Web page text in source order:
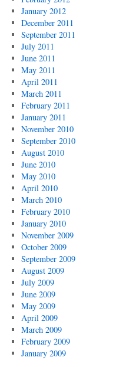
January 2012
December 2011
September 2011
July 2011
June 2011
May 2011
April 2011
March 2011
February 2011
January 2011
November 2010
September 2010
August 2010
June 2010
May 2010
April 2010
March 2010
February 2010
January 2010
November 2009
October 2009
September 2009
August 2009
July 2009
June 2009
May 2009
April 2009
March 2009
February 2009
January 2009